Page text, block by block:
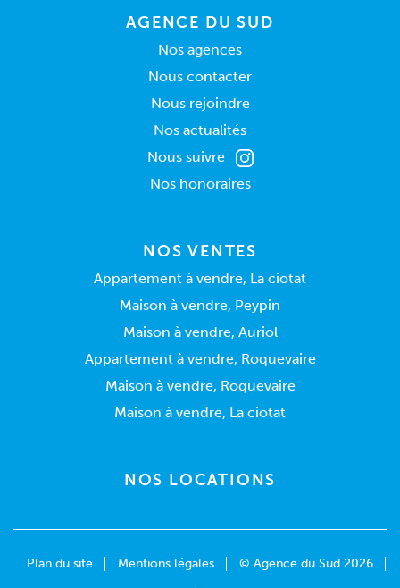
AGENCE DU SUD
Nos agences
Nous contacter
Nous rejoindre
Nos actualités
Nous suivre
Nos honoraires
NOS VENTES
Appartement à vendre, La ciotat
Maison à vendre, Peypin
Maison à vendre, Auriol
Appartement à vendre, Roquevaire
Maison à vendre, Roquevaire
Maison à vendre, La ciotat
NOS LOCATIONS
Plan du site Mentions légales © Agence du Sud 2026